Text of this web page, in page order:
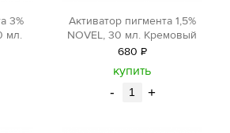
3%
мл.
Активатор пигмента 1,5%
NOVEL, 30 мл. Кремовый
680 Р
уб.
купить
- +